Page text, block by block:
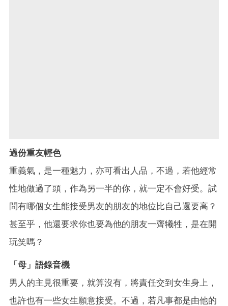
過份重友輕色
重義氣，是一種魅力，亦可看出人品，不過，若他經常
性地做過了頭，作為另一半的你，就一定不會好受。試
問有哪個女生能接受男友的朋友的地位比自己還要高？
甚至乎，他還要求你也要為他的朋友一齊犧牲，是在開
玩笑嗎？
「母」語錄音機
男人的主見很重要，就算沒有，將責任交到女生身上，
也許也有一些女生願意接受。不過，若凡事都是由他的